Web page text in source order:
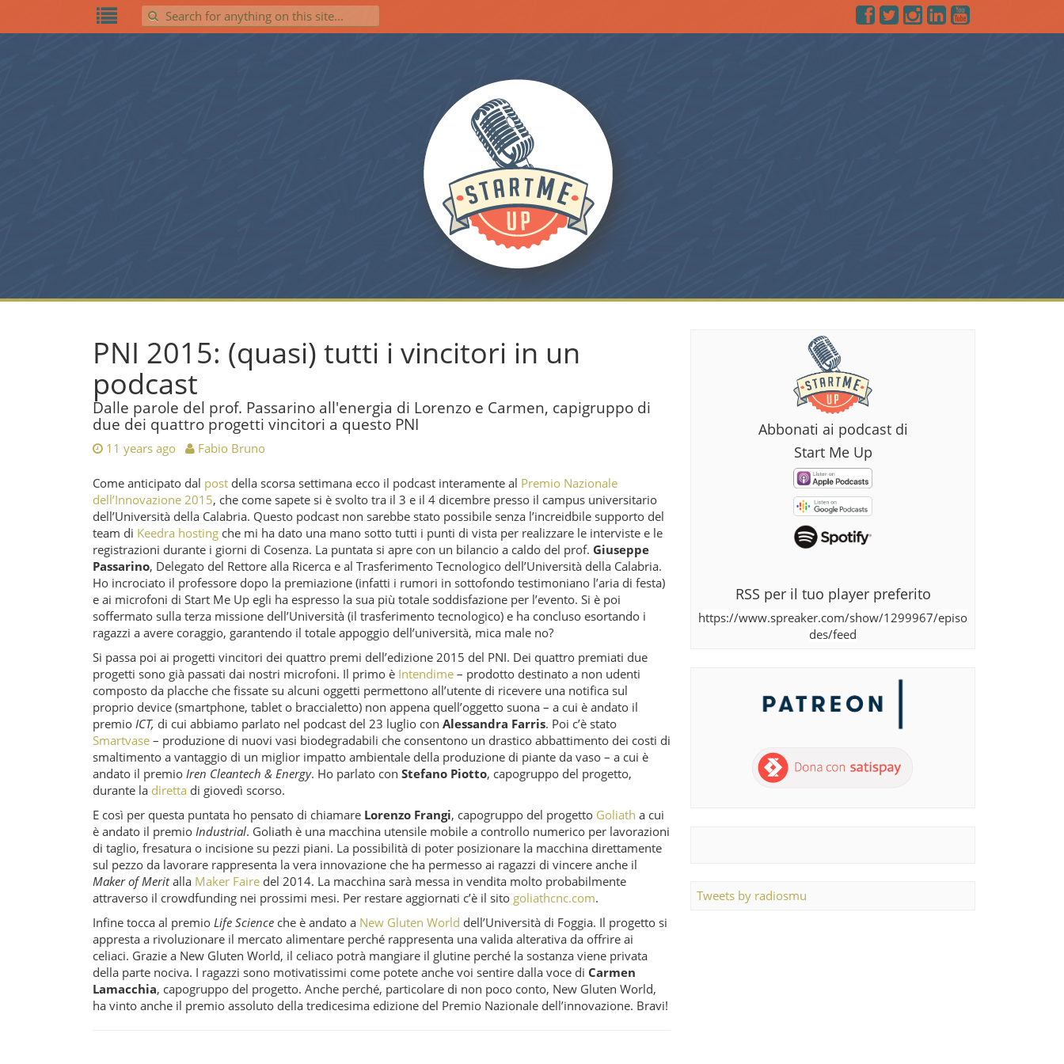
Search for:
PNI 2015: (quasi) tutti i vincitori in un
podcast
Dalle parole del prof. Passarino all'energia di Lorenzo e Carmen, capigruppo di
due dei quattro progetti vincitori a questo PNI
11 years ago Fabio Bruno
Come anticipato dal post della scorsa settimana ecco il podcast interamente al Premio Nazionale
dell’Innovazione 2015, che come sapete si è svolto tra il 3 e il 4 dicembre presso il campus universitario
dell’Università della Calabria. Questo podcast non sarebbe stato possibile senza l’increidbile supporto del
team di Keedra hosting che mi ha dato una mano sotto tutti i punti di vista per realizzare le interviste e le
registrazioni durante i giorni di Cosenza. La puntata si apre con un bilancio a caldo del prof. Giuseppe
Passarino, Delegato del Rettore alla Ricerca e al Trasferimento Tecnologico dell’Università della Calabria.
Ho incrociato il professore dopo la premiazione (infatti i rumori in sottofondo testimoniano l’aria di festa)
e ai microfoni di Start Me Up egli ha espresso la sua più totale soddisfazione per l’evento. Si è poi
soffermato sulla terza missione dell’Università (il trasferimento tecnologico) e ha concluso esortando i
ragazzi a avere coraggio, garantendo il totale appoggio dell’università, mica male no?
Si passa poi ai progetti vincitori dei quattro premi dell’edizione 2015 del PNI. Dei quattro premiati due
progetti sono già passati dai nostri microfoni. Il primo è Intendime – prodotto destinato a non udenti
composto da placche che fissate su alcuni oggetti permettono all’utente di ricevere una notifica sul
proprio device (smartphone, tablet o braccialetto) non appena quell’oggetto suona – a cui è andato il
premio ICT, di cui abbiamo parlato nel podcast del 23 luglio con Alessandra Farris. Poi c’è stato
Smartvase – produzione di nuovi vasi biodegradabili che consentono un drastico abbattimento dei costi di
smaltimento a vantaggio di un miglior impatto ambientale della produzione di piante da vaso – a cui è
andato il premio Iren Cleantech & Energy. Ho parlato con Stefano Piotto, capogruppo del progetto,
durante la diretta di giovedì scorso.
E così per questa puntata ho pensato di chiamare Lorenzo Frangi, capogruppo del progetto Goliath a cui
è andato il premio Industrial. Goliath è una macchina utensile mobile a controllo numerico per lavorazioni
di taglio, fresatura o incisione su pezzi piani. La possibilità di poter posizionare la macchina direttamente
sul pezzo da lavorare rappresenta la vera innovazione che ha permesso ai ragazzi di vincere anche il
Maker of Meritalla Maker Faire del 2014. La macchina sarà messa in vendita molto probabilmente
attraverso il crowdfunding nei prossimi mesi. Per restare aggiornati c’è il sito goliathcnc.com.
Infine tocca al premio Life Science che è andato a New Gluten World dell’Università di Foggia. Il progetto si
appresta a rivoluzionare il mercato alimentare perché rappresenta una valida alterativa da offrire ai
celiaci. Grazie a New Gluten World, il celiaco potrà mangiare il glutine perché la sostanza viene privata
della parte nociva. I ragazzi sono motivatissimi come potete anche voi sentire dalla voce di Carmen
Lamacchia, capogruppo del progetto. Anche perché, particolare di non poco conto, New Gluten World,
ha vinto anche il premio assoluto della tredicesima edizione del Premio Nazionale dell’innovazione. Bravi!
Abbonati ai podcast di
Start Me Up
RSS per il tuo player preferito
https://www.spreaker.com/show/1299967/episo
des/feed
Tweets by radiosmu